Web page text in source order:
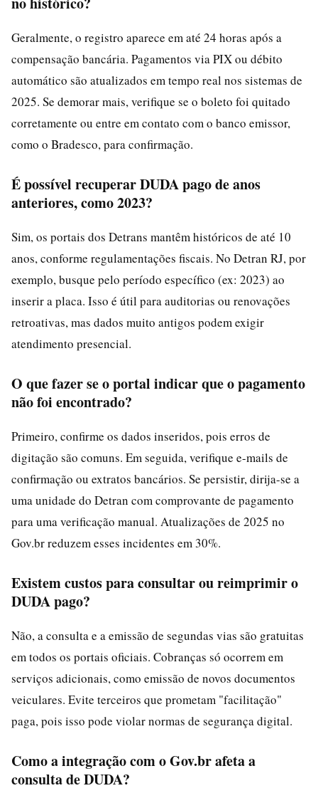
Geralmente, o registro aparece em até 24 horas após a
compensação bancária. Pagamentos via PIX ou débito
automático são atualizados em tempo real nos sistemas de
2025. Se demorar mais, verifique se o boleto foi quitado
corretamente ou entre em contato com o banco emissor,
como o Bradesco, para confirmação.
É possível recuperar DUDA pago de anos
anteriores, como 2023?
Sim, os portais dos Detrans mantêm históricos de até 10
anos, conforme regulamentações fiscais. No Detran RJ, por
exemplo, busque pelo período específico (ex: 2023) ao
inserir a placa. Isso é útil para auditorias ou renovações
retroativas, mas dados muito antigos podem exigir
atendimento presencial.
O que fazer se o portal indicar que o pagamento
não foi encontrado?
Primeiro, confirme os dados inseridos, pois erros de
digitação são comuns. Em seguida, verifique e-mails de
confirmação ou extratos bancários. Se persistir, dirija-se a
uma unidade do Detran com comprovante de pagamento
para uma verificação manual. Atualizações de 2025 no
Gov.br reduzem esses incidentes em 30%.
Existem custos para consultar ou reimprimir o
DUDA pago?
Não, a consulta e a emissão de segundas vias são gratuitas
em todos os portais oficiais. Cobranças só ocorrem em
serviços adicionais, como emissão de novos documentos
veiculares. Evite terceiros que prometam "facilitação"
paga, pois isso pode violar normas de segurança digital.
Como a integração com o Gov.br afeta a
consulta de DUDA?